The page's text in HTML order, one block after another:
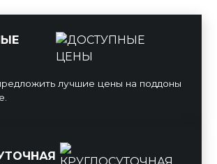
лучшие цены на поддоны